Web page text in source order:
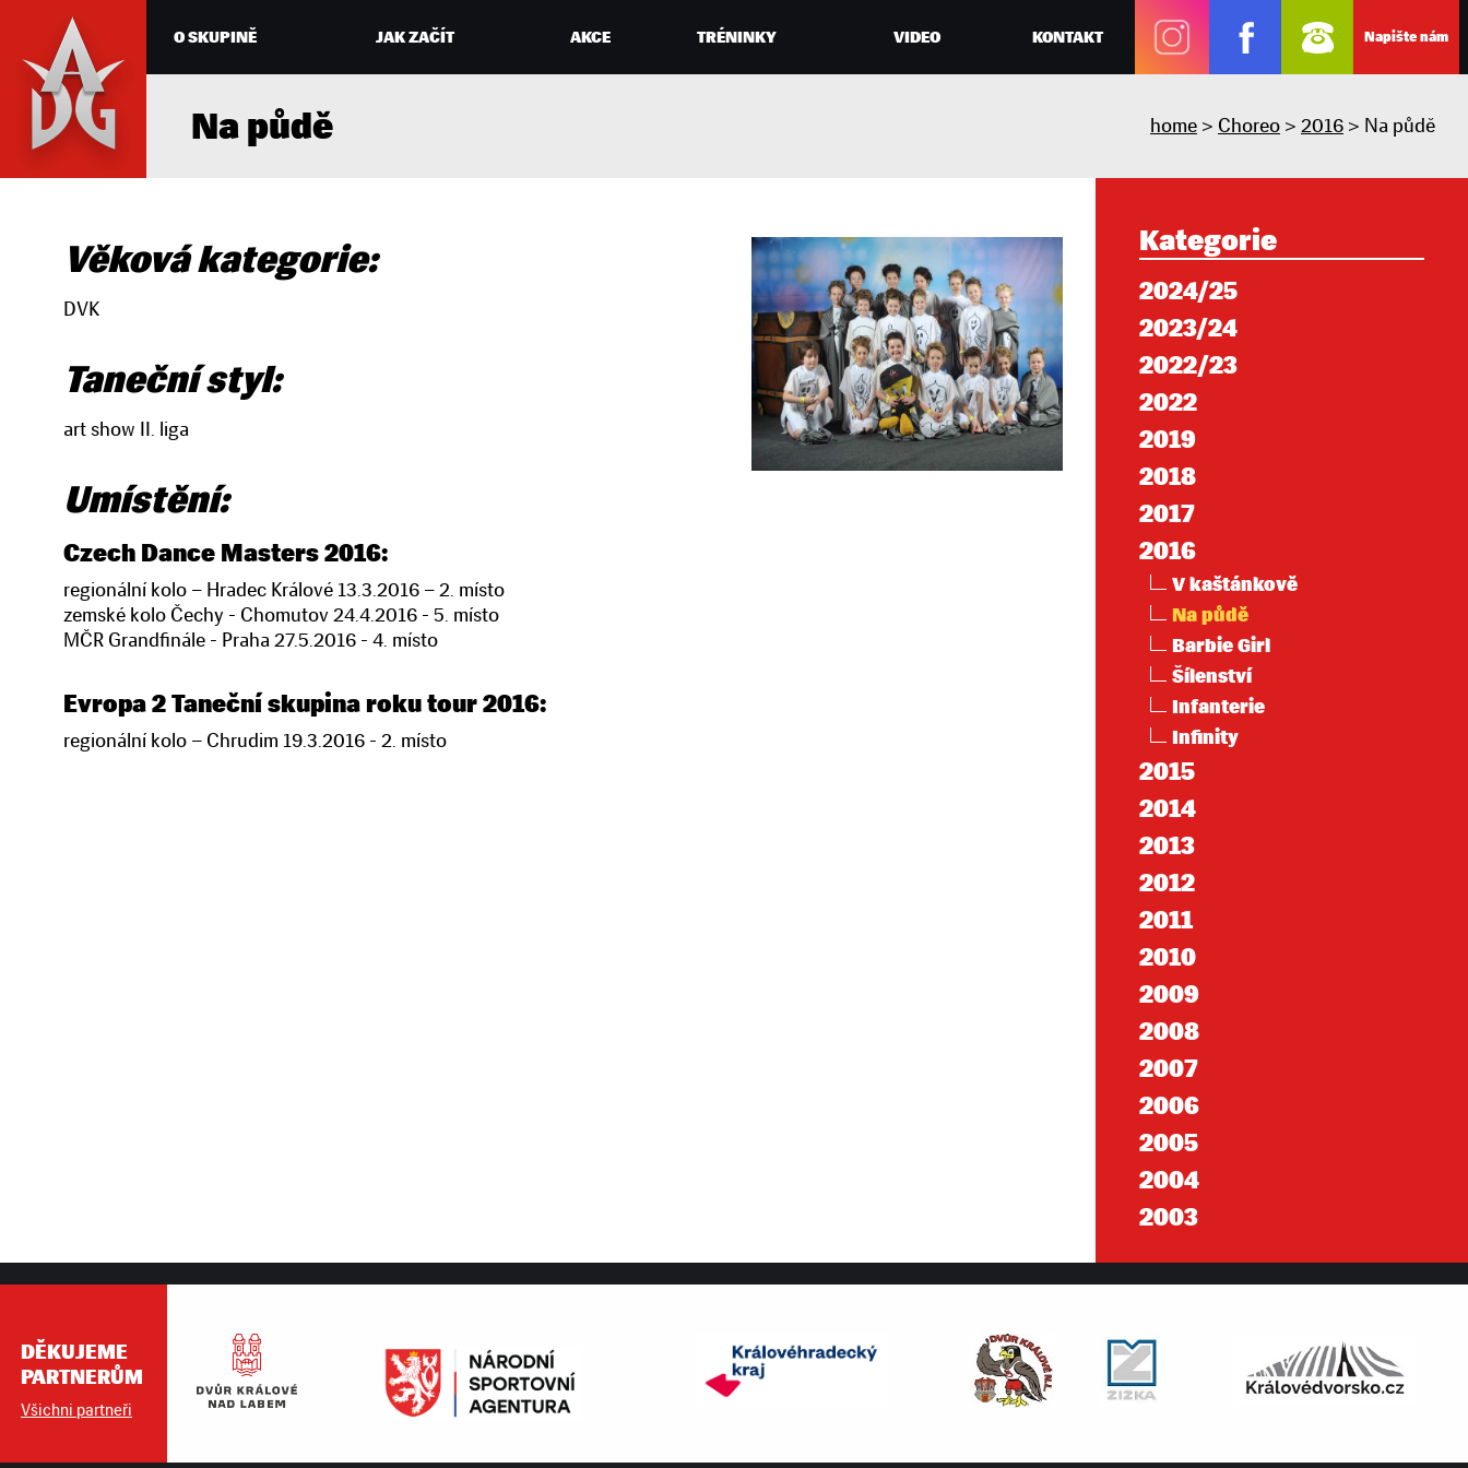
O SKUPINĚ JAK ZAČÍT AKCE TRÉNINKY VIDEO KONTAKT Napište nám
Na půdě home > Choreo > 2016 > Na půdě
Věková kategorie:
DVK
Taneční styl:
art show II. liga
Umístění:
Czech Dance Masters 2016:
regionální kolo – Hradec Králové 13.3.2016 – 2. místo
zemské kolo Čechy - Chomutov 24.4.2016 - 5. místo
MČR Grandfinále - Praha 27.5.2016 - 4. místo
Evropa 2 Taneční skupina roku tour 2016:
regionální kolo – Chrudim 19.3.2016 - 2. místo
Kategorie
2024/25
2023/24
2022/23
2022
2019
2018
2017
2016
V kaštánkově
Na půdě
Barbie Girl
Šílenství
Infanterie
Infinity
2015
2014
2013
2012
2011
2010
2009
2008
2007
2006
2005
2004
2003
DĚKUJEME
PARTNERŮM
Všichni partneři